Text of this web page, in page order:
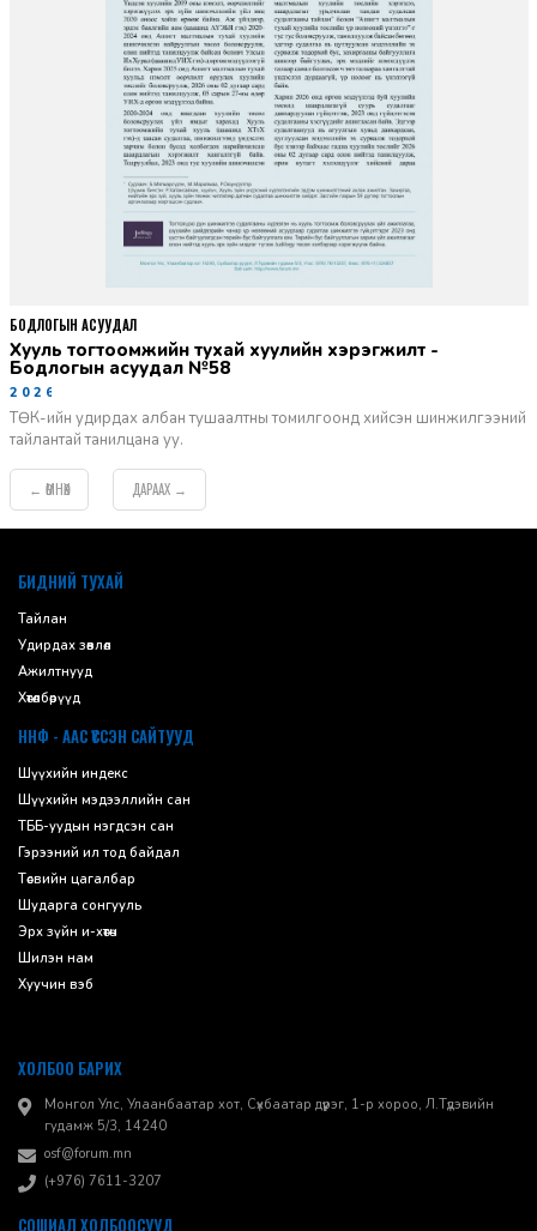
Хууль тогтоомжийн тухай хуулийн хэрэгжилт -
Бодлогын асуудал №58
2026-06-02
ТӨК-ийн удирдах албан тушаалтны томилгоонд хийсэн шинжилгээний
тайлантай танилцана уу.
БОДЛОГЫН АСУУДАЛ
← ӨМНӨХ ДАРААХ →
БИДНИЙ ТУХАЙ
Тайлан
Удирдах зөвлөл
Ажилтнууд
Хөтөлбөрүүд
ННФ - ААС ҮҮССЭН САЙТУУД
Шүүхийн индекс
Шүүхийн мэдээллийн сан
ТББ-уудын нэгдсэн сан
Гэрээний ил тод байдал
Төсвийн цагалбар
Шударга сонгууль
Эрх зүйн и-хөтөч
Шилэн нам
Хуучин вэб
ХОЛБОО БАРИХ
Монгол Улс, Улаанбаатар хот, Сүхбаатар дүүрэг, 1-р хороо, ​Л.Түдэвийн
гудамж 5/3, 14240
osf@forum.mn
(+976) 7611-3207
СОШИАЛ ХОЛБООСУУД